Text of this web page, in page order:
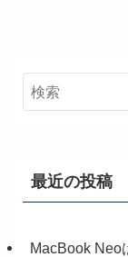
最近の投稿
MacBook Neo